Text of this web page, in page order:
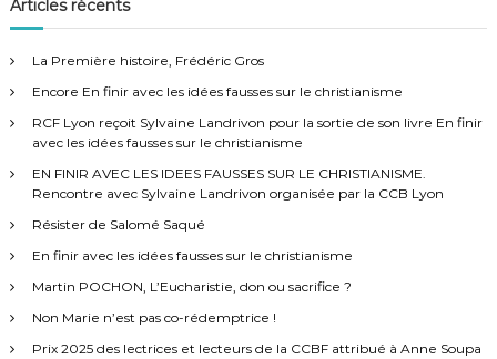
e
c
h
e
c
Articles récents
La Première histoire, Frédéric Gros
Encore En finir avec les idées fausses sur le christianisme
RCF Lyon reçoit Sylvaine Landrivon pour la sortie de son livre En finir
avec les idées fausses sur le christianisme
EN FINIR AVEC LES IDEES FAUSSES SUR LE CHRISTIANISME.
Rencontre avec Sylvaine Landrivon organisée par la CCB Lyon
Résister de Salomé Saqué
En finir avec les idées fausses sur le christianisme
Martin POCHON, L’Eucharistie, don ou sacrifice ?
Non Marie n’est pas co-rédemptrice !
Prix 2025 des lectrices et lecteurs de la CCBF attribué à Anne Soupa